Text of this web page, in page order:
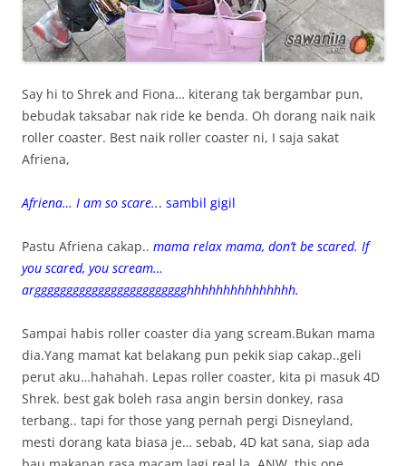
Say hi to Shrek and Fiona… kiterang tak bergambar pun,
bebudak taksabar nak ride ke benda. Oh dorang naik naik
roller coaster. Best naik roller coaster ni, I saja sakat
Afriena,
Afriena… I am so scare... sambil gigil
Pastu Afriena cakap.. mama relax mama, don’t be scared. If
you scared, you scream…
argggggggggggggggggggggggghhhhhhhhhhhhhhh.
Sampai habis roller coaster dia yang scream.Bukan mama
dia.Yang mamat kat belakang pun pekik siap cakap..geli
perut aku…hahahah. Lepas roller coaster, kita pi masuk 4D
Shrek. best gak boleh rasa angin bersin donkey, rasa
terbang.. tapi for those yang pernah pergi Disneyland,
mesti dorang kata biasa je… sebab, 4D kat sana, siap ada